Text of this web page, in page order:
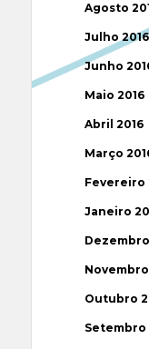
Agosto
Julho 2016
Junho
Maio 2016
Abril 2016
Março
Fevereiro
Janeiro
Dezembro
Novembro
Outubro
Setembro